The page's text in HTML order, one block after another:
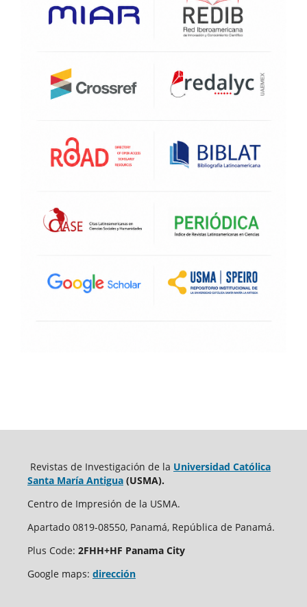
Revistas de Investigación de la Universidad Católica
Santa María Antigua(USMA).
Centro de Impresión de la USMA.
Apartado 0819-08550, Panamá, República de Panamá.
Plus Code: 2FHH+HF Panama City
Google maps: dirección